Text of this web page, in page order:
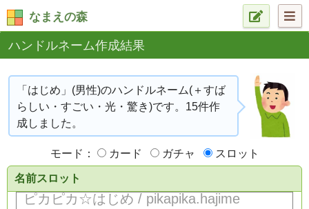
なまえの森
ハンドルネーム作成結果
「はじめ」(男性)のハンドルネーム(＋すば
らしい・すごい・光・驚き)です。15件作
成しました。
モード： カード ガチャ スロット
名前スロット